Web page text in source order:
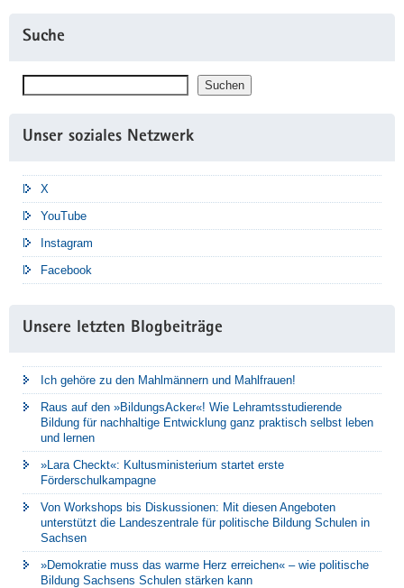
Suche
Suchen Suchen
Unser soziales Netzwerk
X
YouTube
Instagram
Facebook
Unsere letzten Blogbeiträge
Ich gehöre zu den Mahlmännern und Mahlfrauen!
Raus auf den »BildungsAcker«! Wie Lehramtsstudierende
Bildung für nachhaltige Entwicklung ganz praktisch selbst leben
und lernen
»Lara Checkt«: Kultusministerium startet erste
Förderschulkampagne
Von Workshops bis Diskussionen: Mit diesen Angeboten
unterstützt die Landeszentrale für politische Bildung Schulen in
Sachsen
»Demokratie muss das warme Herz erreichen« – wie politische
Bildung Sachsens Schulen stärken kann